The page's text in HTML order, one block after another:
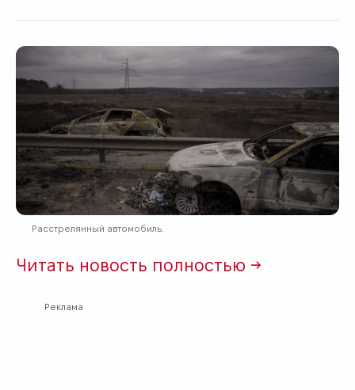
Расстрелянный автомобиль.
Читать новость полностью →
Реклама